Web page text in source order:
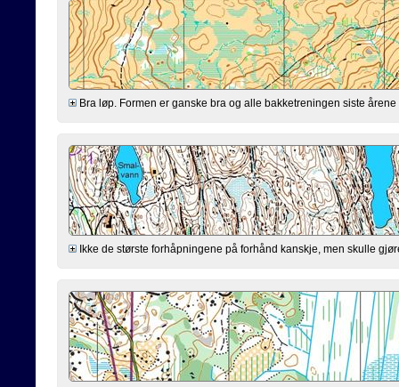
Bra løp. Formen er ganske bra og alle bakketreningen siste
Ikke de største forhåpningene på forhånd kanskje, men skulle